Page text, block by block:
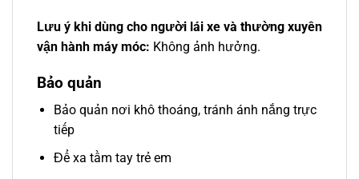
Lưu ý khi dùng cho người lái xe và thường xuyên
vận hành máy móc: Không ảnh hưởng.
Bảo quản
Bảo quản nơi khô thoáng, tránh ánh nắng trực
tiếp
Để xa tầm tay trẻ em